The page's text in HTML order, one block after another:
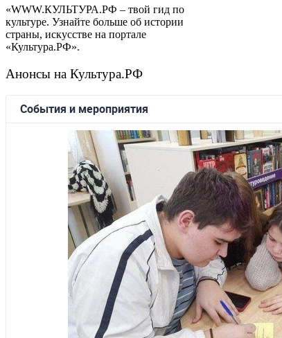
«WWW.КУЛЬТУРА.РФ – твой гид по
культуре. Узнайте больше об истории
страны, искусстве на портале
«Культура.РФ».
Анонсы на Культура.РФ